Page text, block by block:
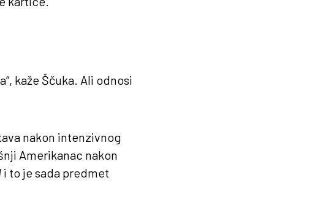
kaže Ščuka. Ali odnosi
nakon intenzivnog
Amerikanac nakon
i to je sada predmet